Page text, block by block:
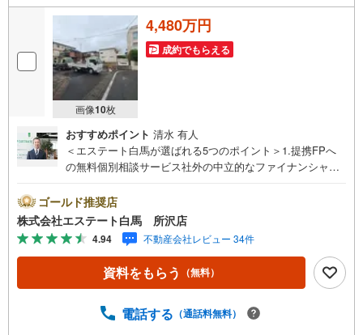
画像10枚
4,480万円
成約でもらえる
おすすめポイント 清水 有人
＜エステート白馬が選ばれる5つのポイント＞1.提携FPへ
の無料個別相談サービス社外の中立的なファイナンシャル
や学費等も含めてシミュレーションをご提案できます2.物
件情報が豊富所沢市を中心にたくさんの情報をご用意して
おります。インターネット広告前の物件も多数取り揃えて
おります。お客様のご希望エリアをお申し付けください。
3.自社グループでリフォーム、新築請負所沢店の3階はリフ
ォーム、注文建築部門の相談スペースです。一級建築士を
て、リフォームや注文建築についてご相談頂けます4.年中
ゴールド推奨店
株式会社エステート白馬 所沢店
4.94 不動産会社レビュー 34件
資料をもらう （無料）
電話する （通話料無料）